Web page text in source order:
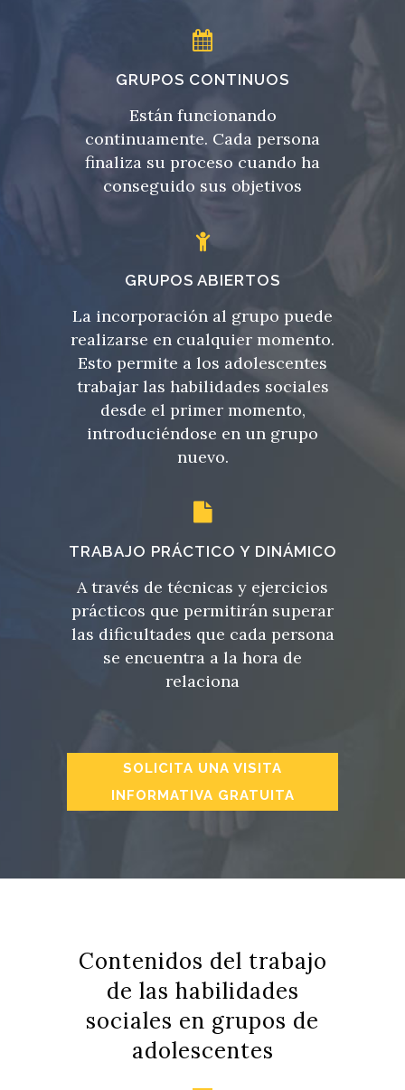
GRUPOS CONTINUOS
Están funcionando
continuamente. Cada persona
finaliza su proceso cuando ha
conseguido sus objetivos
GRUPOS ABIERTOS
La incorporación al grupo puede
realizarse en cualquier momento.
Esto permite a los adolescentes
trabajar las habilidades sociales
desde el primer momento,
introduciéndose en un grupo
nuevo.
TRABAJO PRÁCTICO Y DINÁMICO
A través de técnicas y ejercicios
prácticos que permitirán superar
las dificultades que cada persona
se encuentra a la hora de
relaciona
SOLICITA UNA VISITA
INFORMATIVA GRATUITA
Contenidos del trabajo
de las habilidades
sociales en grupos de
adolescentes